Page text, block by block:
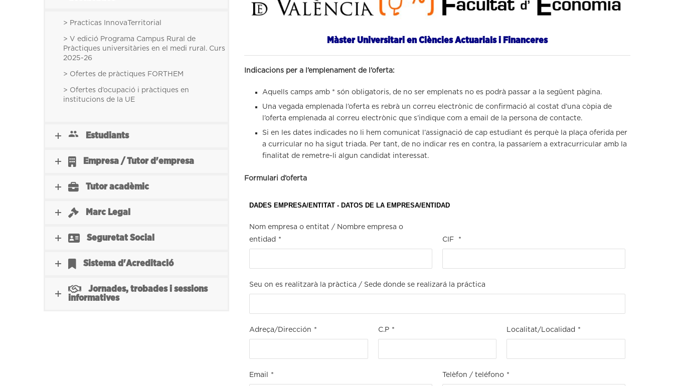
> Practicas InnovaTerritorial
> V edició Programa Campus Rural de
Pràctiques universitàries en el medi rural. Curs
2025-26
> Ofertes de pràctiques FORTHEM
> Ofertes d’ocupació i pràctiques en
institucions de la UE
Estudiants
Empresa / Tutor d'empresa
Tutor acadèmic
Marc Legal
Seguretat Social
Sistema d'Acreditació
Jornades, trobades i sessions
informatives
Màster Universitari en Ciències Actuarials i Financeres
Indicacions per a l’emplenament de l’oferta:
Aquells camps amb * són obligatoris, de no ser emplenats no es podrà passar a la següent pàgina.
Una vegada emplenada l’oferta es rebrà un correu electrònic de confirmació al costat d’una còpia de
l’oferta emplenada al correu electrònic que s’indique com a email de la persona de contacte.
Si en les dates indicades no li hem comunicat l’assignació de cap estudiant és perquè la plaça oferida per
a curricular no ha sigut triada. Per tant, de no indicar res en contra, la passaríem a extracurricular amb la
finalitat de remetre-li algun candidat interessat.
Formulari d’oferta
DADES EMPRESA/ENTITAT - DATOS DE LA EMPRESA/ENTIDAD
Nom empresa o entitat / Nombre empresa o
entidad * CIF *
Seu on es realitzarà la pràctica / Sede donde se realizará la práctica
Adreça/Dirección * C.P * Localitat/Localidad *
Email * Telèfon / teléfono *